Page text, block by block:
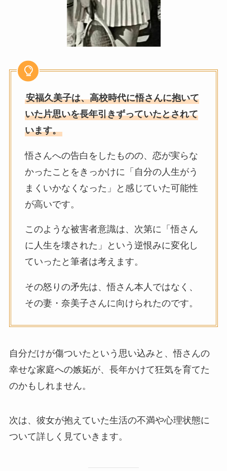
安福久美子は、高校時代に悟さんに抱いて
いた片思いを長年引きずっていたとされて
います。
悟さんへの告白をしたものの、恋が実らな
かったことをきっかけに「自分の人生がう
まくいかなくなった」と感じていた可能性
が高いです。
このような被害者意識は、次第に「悟さん
に人生を壊された」という逆恨みに変化し
ていったと筆者は考えます。
その怒りの矛先は、悟さん本人ではなく、
その妻・奈美子さんに向けられたのです。
自分だけが傷ついたという思い込みと、悟さんの
幸せな家庭への嫉妬が、長年かけて狂気を育てた
のかもしれません。
次は、彼女が抱えていた生活の不満や心理状態に
ついて詳しく見ていきます。